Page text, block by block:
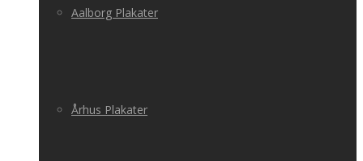
Aalborg Plakater
Århus Plakater